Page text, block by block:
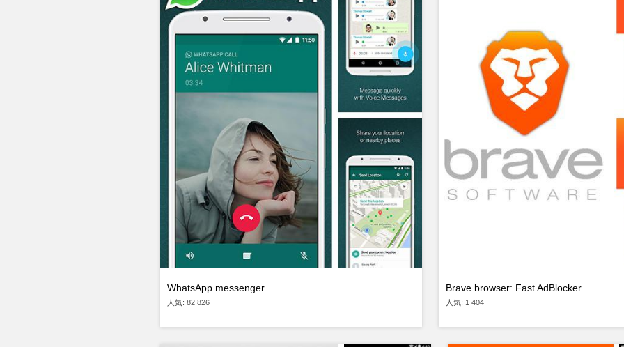
WhatsApp messenger
人気: 82 826
Brave browser: Fast AdBlocker
人気: 1 404